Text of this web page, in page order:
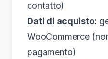
contatto)
Dati di acquisto:
WooCommerce
pagamento)